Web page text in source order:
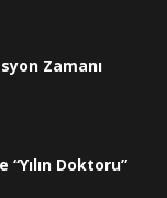
Zamanı
“Yılın Doktoru”